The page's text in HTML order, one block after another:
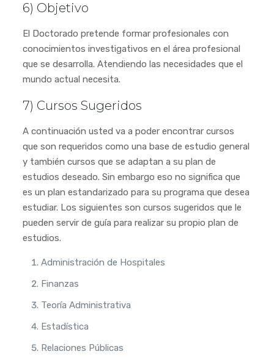
6) Objetivo
El Doctorado pretende formar profesionales con
conocimientos investigativos en el área profesional
que se desarrolla. Atendiendo las necesidades que el
mundo actual necesita.
7) Cursos Sugeridos
A continuación usted va a poder encontrar cursos
que son requeridos como una base de estudio general
y también cursos que se adaptan a su plan de
estudios deseado. Sin embargo eso no significa que
es un plan estandarizado para su programa que desea
estudiar. Los siguientes son cursos sugeridos que le
pueden servir de guía para realizar su propio plan de
estudios.
Administración de Hospitales
Finanzas
Teoría Administrativa
Estadística
Relaciones Públicas